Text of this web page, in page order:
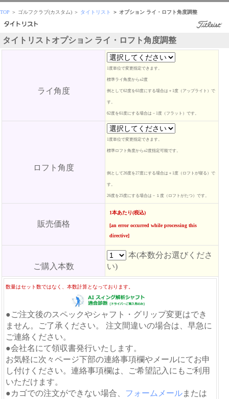
TOP ＞ ゴルフクラブ(カスタム) ＞ タイトリスト ＞ オプション ライ・ロフト角度調整
タイトリストオプション ライ・ロフト角度調整
ライ角度
1度単位で変更指定できます。
標準ライ角度から±2度
例として62度を63度にする場合は＋1度（アップライト）で
す。
62度を61度にする場合は－1度（フラット）です。
ロフト角度
1度単位で変更指定できます。
標準ロフト角度から±2度指定可能です。
例として26度を27度にする場合は＋1度（ロフトが寝る）で
す。
26度を25度にする場合は－１度（ロフトがたつ）です。
販売価格
1本あたり(税込)
[an error occurred while processing this
directive]
ご購入本数
本(本数分お選びくださ
い)
数量はセット数ではなく、本数計算となっております。
●ご注文後のスペックやシャフト・グリップ変更はでき
ません。ご了承ください。 注文間違いの場合は、早急に
ご連絡ください。
●会社名にて領収書発行いたします。
お気軽に次々ページ下部の連絡事項欄やメールにてお申
し付けください。連絡事項欄は、ご希望記入にもご利用
いただけます。
●カゴでの注文ができない場合、 フォームメールまたは